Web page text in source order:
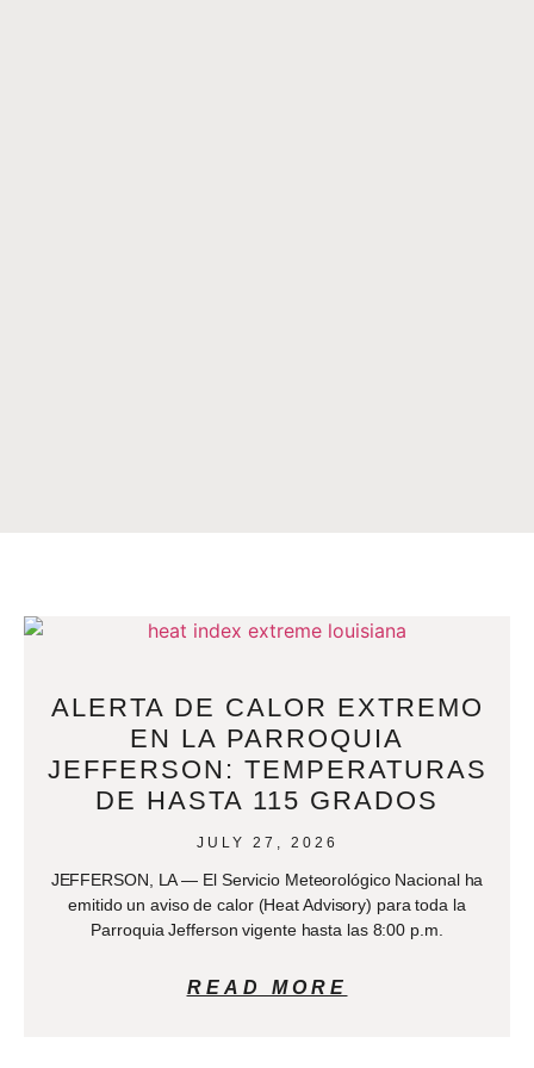
ALERTA DE CALOR EXTREMO
EN LA PARROQUIA
JEFFERSON: TEMPERATURAS
DE HASTA 115 GRADOS
JULY 27, 2026
JEFFERSON, LA — El Servicio Meteorológico Nacional ha
emitido un aviso de calor (Heat Advisory) para toda la
Parroquia Jefferson vigente hasta las 8:00 p.m.
READ MORE